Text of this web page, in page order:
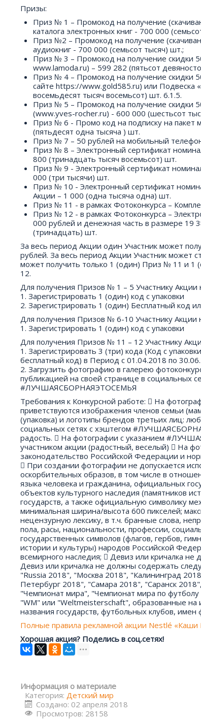
Призы:
Приз № 1 – Промокод на получение
каталога электронных книг - 700 000
Приз №2 – Промокод на получение
аудиокниг - 700 000 (семьсот тысяч) шт.;
Приз № 3 – Промокод на получение скидки
www.lamoda.ru) – 599 282 (пятьсот
Приз № 4 – Промокод на получение скидки
сайте https://www.gold585.ru) или Подвеска
восемьдесят тысяч восемьсот) шт. 6.1.5.
Приз № 5 – Промокод на получение скидки
(www.yves-rocher.ru) - 600 000 (шестьсот
Приз № 6 - Промо код на подписку на пакет
(пятьдесят одна тысяча ) шт.
Приз № 7 – 50 рублей на мобильный
Приз № 8 – Электронный сертификат
800 (тринадцать тысяч восемьсот) шт.
Приз № 9 - Электронный сертификат
000 (три тысячи) шт.
Приз № 10 - Электронный сертификат
Акции – 1 000 (одна тысяча одна) шт.
Приз № 11 - в рамках Фотоконкурса –
Приз № 12 - в рамках Фотоконкурса –
000 рублей и денежная часть в размере 19
(тринадцать) шт.
За весь период Акции один Участник может
рублей. За весь период Акции Участник может
может получить только 1 (один) Приз № 11 и 1
12.
Для получения Призов № 1 – 5 Участнику Акции
1. Зарегистрировать 1 (один) код с упаковки
2. Зарегистрировать 1 (один) Бесплатный код
Для получения Призов № 6-10 Участнику Акции
1. Зарегистрировать 1 (один) код с упаковки
Для получения Призов № 11 – 12 Участнику
1. Зарегистрировать 3 (три) кода (Код с
бесплатный код) в Период с 01.04.2018 по
2. Загрузить фотографию в галерею
публикацией на своей странице в социальных
#ЛУЧШАЯСБОРНАЯЭТОСЕМЬЯ
Требования к Конкурсной работе:  На
приветствуются изображения членов семьи
(упаковка) и логотипы брендов третьих лиц:
социальных сетях с хэштегом
радость.  На фотографии с указанием
участником акции (радостный, веселый)  На
законодательство Российской Федерации и
 При создании фотографии не допускается
оскорбительных образов, в том числе в
языка человека и гражданина, официальных
объектов культурного наследия (памятников
государств, а также официальную символику
минимальная ширина/высота 600 пикселей;
нецензурную лексику, в т.ч. бранные слова,
пола, расы, национальности, профессии,
государственных символов (флагов, гербов,
истории и культуры) народов Российской
всемирного наследия;  Девиз или кричалка
Девиз или кричалка не должны содержать
"Russia 2018", "Москва 2018", "Калининград
Петербург 2018", "Самара 2018", "Саранск
"Чемпионат мира", "Чемпионат мира по
"WM" или "Weltmeisterschaft", образованные на
названия государств, футбольных клубов, имен
Полные правила рекламной акции Nestlé
Хорошая акция? Поделись в соц.сетях!
Информация о материале
Категория: Детский мир
Создано: 02 апреля 2018
Просмотров: 28158